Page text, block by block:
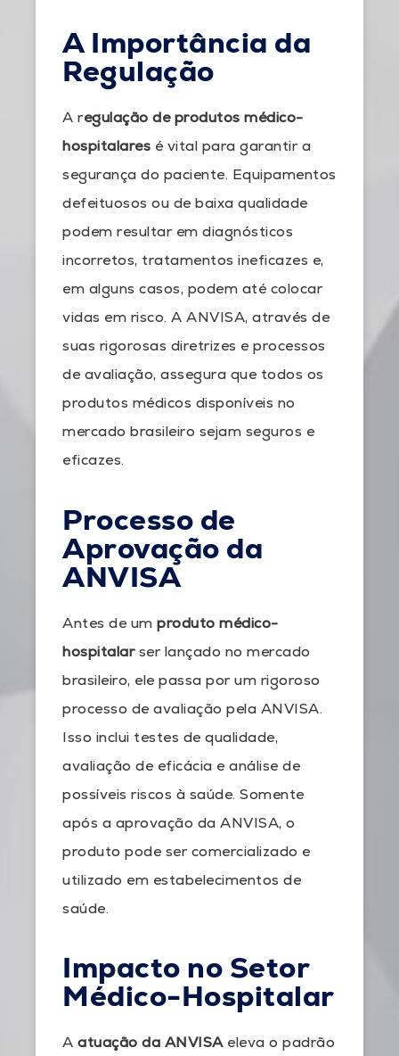
A Importância da
Regulação
A regulação de produtos médico-
hospitalares é vital para garantir a
segurança do paciente. Equipamentos
defeituosos ou de baixa qualidade
podem resultar em diagnósticos
incorretos, tratamentos ineficazes e,
em alguns casos, podem até colocar
vidas em risco. A ANVISA, através de
suas rigorosas diretrizes e processos
de avaliação, assegura que todos os
produtos médicos disponíveis no
mercado brasileiro sejam seguros e
eficazes.
Processo de
Aprovação da
ANVISA
Antes de um produto médico-
hospitalarser lançado no mercado
brasileiro, ele passa por um rigoroso
processo de avaliação pela ANVISA.
Isso inclui testes de qualidade,
avaliação de eficácia e análise de
possíveis riscos à saúde. Somente
após a aprovação da ANVISA, o
produto pode ser comercializado e
utilizado em estabelecimentos de
saúde.
Impacto no Setor
Médico-Hospitalar
A atuação da ANVISAeleva o padrão